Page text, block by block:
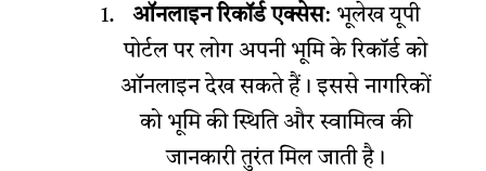
ऑनलाइन रिकॉर्ड एक्सेस: भूलेख यूपी
पोर्टल पर लोग अपनी भूमि के रिकॉर्ड को
ऑनलाइन देख सकते हैं। इससे नागरिकों
को भूमि की स्थिति और स्वामित्व की
जानकारी तुरंत मिल जाती है।